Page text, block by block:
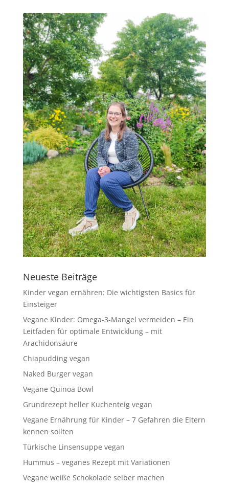
Neueste Beiträge
Kinder vegan ernähren: Die wichtigsten Basics für
Einsteiger
Vegane Kinder: Omega-3-Mangel vermeiden – Ein
Leitfaden für optimale Entwicklung – mit
Arachidonsäure
Chiapudding vegan
Naked Burger vegan
Vegane Quinoa Bowl
Grundrezept heller Kuchenteig vegan
Vegane Ernährung für Kinder – 7 Gefahren die Eltern
kennen sollten
Türkische Linsensuppe vegan
Hummus – veganes Rezept mit Variationen
Vegane weiße Schokolade selber machen